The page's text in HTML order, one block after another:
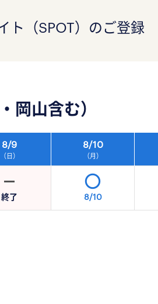
ト（SPOT）のご登録
岡山含む）
8/9
（日）
8/10
（月）
終了 8/10